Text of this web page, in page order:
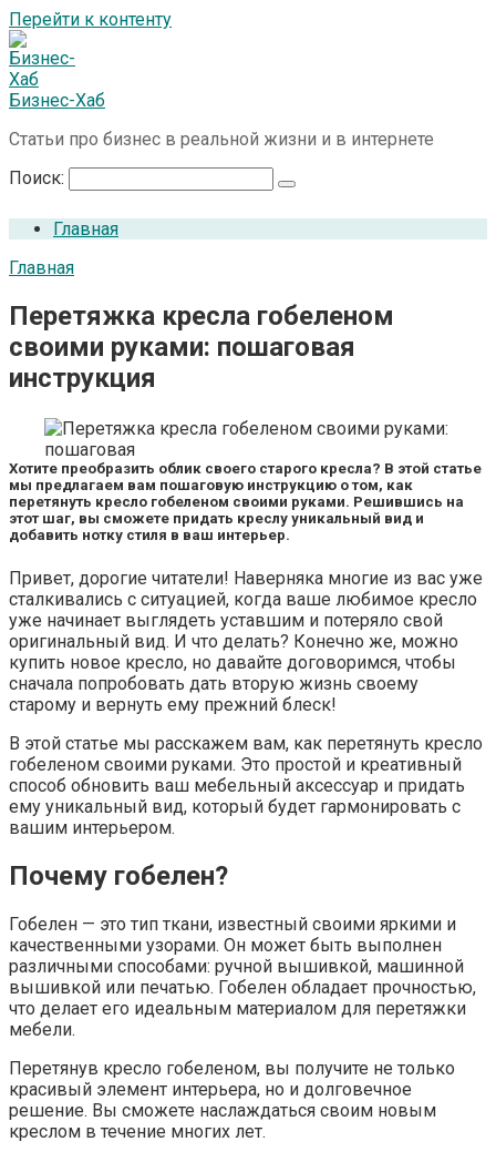
Перейти к контенту
Бизнес-Хаб
Статьи про бизнес в реальной жизни и в интернете
Поиск:
Главная
Главная
Перетяжка кресла гобеленом
своими руками: пошаговая
инструкция
Хотите преобразить облик своего старого кресла? В этой статье
мы предлагаем вам пошаговую инструкцию о том, как
перетянуть кресло гобеленом своими руками. Решившись на
этот шаг, вы сможете придать креслу уникальный вид и
добавить нотку стиля в ваш интерьер.
Привет, дорогие читатели! Наверняка многие из вас уже
сталкивались с ситуацией, когда ваше любимое кресло
уже начинает выглядеть уставшим и потеряло свой
оригинальный вид. И что делать? Конечно же, можно
купить новое кресло, но давайте договоримся, чтобы
сначала попробовать дать вторую жизнь своему
старому и вернуть ему прежний блеск!
В этой статье мы расскажем вам, как перетянуть кресло
гобеленом своими руками. Это простой и креативный
способ обновить ваш мебельный аксессуар и придать
ему уникальный вид, который будет гармонировать с
вашим интерьером.
Почему гобелен?
Гобелен — это тип ткани, известный своими яркими и
качественными узорами. Он может быть выполнен
различными способами: ручной вышивкой, машинной
вышивкой или печатью. Гобелен обладает прочностью,
что делает его идеальным материалом для перетяжки
мебели.
Перетянув кресло гобеленом, вы получите не только
красивый элемент интерьера, но и долговечное
решение. Вы сможете наслаждаться своим новым
креслом в течение многих лет.